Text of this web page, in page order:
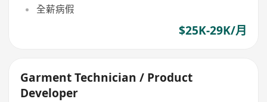
全薪病假
$25K-29K/月
Garment Technician / Product
Developer